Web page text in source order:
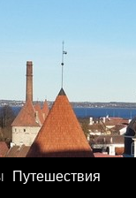
Путешествия